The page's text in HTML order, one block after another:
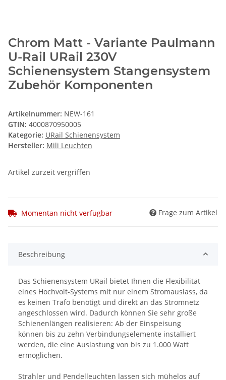
Chrom Matt - Variante Paulmann
U-Rail URail 230V
Schienensystem Stangensystem
Zubehör Komponenten
Artikelnummer: NEW-161
GTIN: 4000870950005
Kategorie: URail Schienensystem
Hersteller: Mili Leuchten
Artikel zurzeit vergriffen
Momentan nicht verfügbar Frage zum Artikel
Beschreibung
Das Schienensystem URail bietet Ihnen die Flexibilität
eines Hochvolt-Systems mit nur einem Stromauslass, da
es keinen Trafo benötigt und direkt an das Stromnetz
angeschlossen wird. Dadurch können Sie sehr große
Schienenlängen realisieren: Ab der Einspeisung
können bis zu zehn Verbindungselemente installiert
werden, die eine Auslastung von bis zu 1.000 Watt
ermöglichen.
Strahler und Pendelleuchten lassen sich mühelos auf